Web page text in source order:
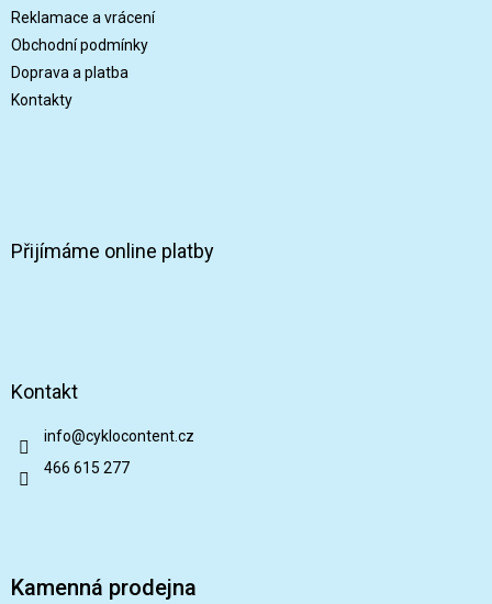
Reklamace a vrácení
Obchodní podmínky
Doprava a platba
Kontakty
Přijímáme online platby
Kontakt
info@cyklocontent.cz
466 615 277
Kamenná prodejna